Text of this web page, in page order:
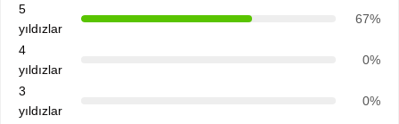
5
yıldızlar
67%
4
yıldızlar
0%
3
yıldızlar
0%